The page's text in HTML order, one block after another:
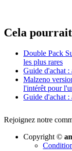
Cela pourrait
Double Pack
les plus rares
Guide d'achat
Malzeno
l'intérêt pour
Guide d'achat
Rejoignez notre
Copyright ©